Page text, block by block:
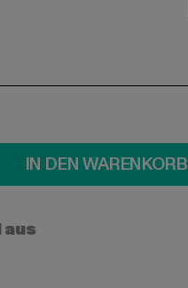
IN DEN WARENKORB